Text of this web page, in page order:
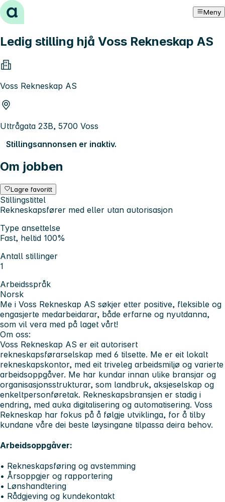
Hopp til innhold Meny
Ledig stilling hjå Voss Rekneskap AS
Voss Rekneskap AS
Uttrågata 23B, 5700 Voss
Stillingsannonsen er inaktiv.
Om jobben
Lagre favoritt
Stillingstittel
Rekneskapsfører med eller utan autorisasjon
Type ansettelse
Fast, heltid 100%
Antall stillinger
1
Arbeidsspråk
Norsk
Me i Voss Rekneskap AS søkjer etter positive, fleksible og
engasjerte medarbeidarar, både erfarne og nyutdanna,
som vil vera med på laget vårt!
Om oss:
Voss Rekneskap AS er eit autorisert
rekneskapsførarselskap med 6 tilsette. Me er eit lokalt
rekneskapskontor, med eit triveleg arbeidsmiljø og varierte
arbeidsoppgåver. Me har kundar innan ulike bransjar og
organisasjonsstrukturar, som landbruk, aksjeselskap og
enkeltpersonføretak. Rekneskapsbransjen er stadig i
endring, med auka digitalisering og automatisering. Voss
Rekneskap har fokus på å følgje utviklinga, for å tilby
kundane våre dei beste løysingane tilpassa deira behov.
Arbeidsoppgåver:
• Rekneskapsføring og avstemming
• Årsoppgjer og rapportering
• Lønshandtering
• Rådgjeving og kundekontakt